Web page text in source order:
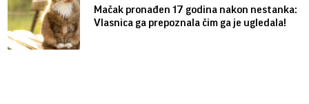
Mačak pronađen 17 godina nakon nestanka:
Vlasnica ga prepoznala čim ga je ugledala!